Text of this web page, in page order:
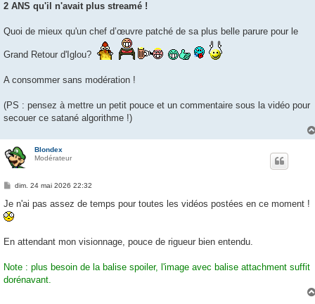
2 ANS qu'il n'avait plus streamé !
Quoi de mieux qu'un chef d’œuvre patché de sa plus belle parure pour le
Grand Retour d'Iglou?
A consommer sans modération !
(PS : pensez à mettre un petit pouce et un commentaire sous la vidéo pour
secouer ce satané algorithme !)
Blondex
Modérateur
M
s
s
a
dim. 24 mai 2026 22:32
Je n'ai pas assez de temps pour toutes les vidéos postées en ce moment !
En attendant mon visionnage, pouce de rigueur bien entendu.
Note : plus besoin de la balise spoiler, l'image avec balise attachment suffit
dorénavant.